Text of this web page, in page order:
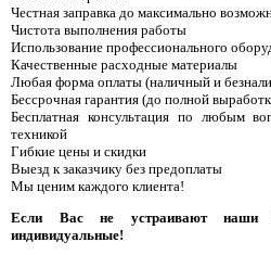
Честная заправка до максимально
Чистота выполнения работы
Использование профессионального
Качественные расходные материалы
Любая форма оплаты (наличный и
Бессрочная гарантия (до полной
Бесплатная консультация по любым
техникой
Гибкие цены и скидки
Выезд к заказчику без предоплаты
Мы ценим каждого клиента!
Если Вас не устраивают наши
индивидуальные!